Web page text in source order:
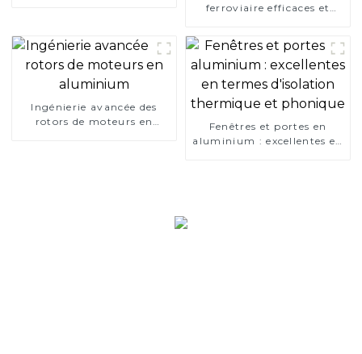
ferroviaire efficaces et
Ingénierie avancée des
rotors de moteurs en
Fenêtres et portes en
aluminium : excellentes en